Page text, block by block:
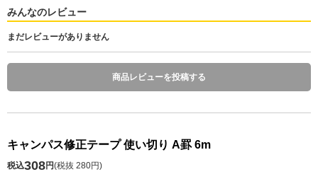
みんなのレビュー
まだレビューがありません
商品レビューを投稿する
キャンパス修正テープ 使い切り A罫 6m
税込308円(税抜 280円)